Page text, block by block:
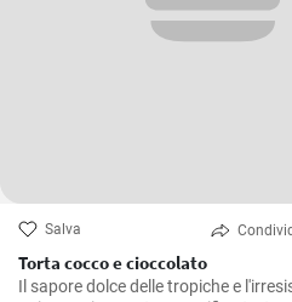
Salva
Torta cocco e cioccolato
Il sapore dolce delle tropiche e